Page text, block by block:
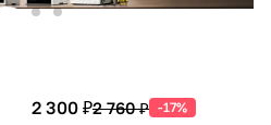
2 300 ₽2 760 ₽ -17%